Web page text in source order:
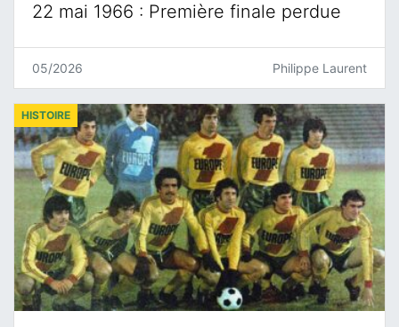
22 mai 1966 : Première finale perdue
05/2026 Philippe Laurent
HISTOIRE